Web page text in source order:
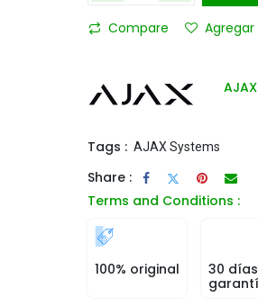
Compare
Tags : AJAX Systems
Share :
Terms and Conditions :
100% original
30